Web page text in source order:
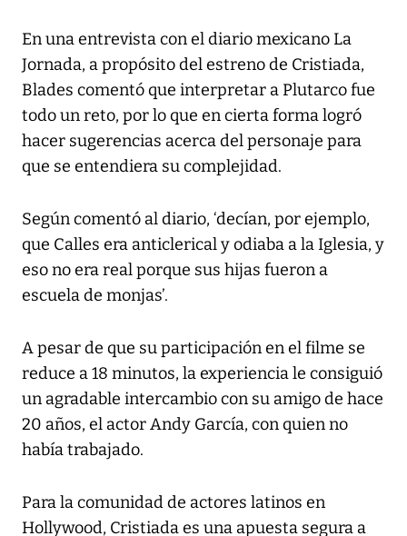
En una entrevista con el diario mexicano La
Jornada, a propósito del estreno de Cristiada,
Blades comentó que interpretar a Plutarco fue
todo un reto, por lo que en cierta forma logró
hacer sugerencias acerca del personaje para
que se entendiera su complejidad.
Según comentó al diario, ‘decían, por ejemplo,
que Calles era anticlerical y odiaba a la Iglesia, y
eso no era real porque sus hijas fueron a
escuela de monjas’.
A pesar de que su participación en el filme se
reduce a 18 minutos, la experiencia le consiguió
un agradable intercambio con su amigo de hace
20 años, el actor Andy García, con quien no
había trabajado.
Para la comunidad de actores latinos en
Hollywood, Cristiada es una apuesta segura a